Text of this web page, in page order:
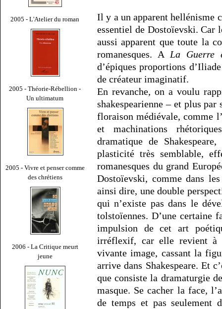
2005 - L'Atelier du roman
2005 - Théorie-Rébellion -
Un ultimatum
2005 - Vivre et penser comme
des chrétiens
2006 - La Critique meurt
jeune
Il y a un apparent hellénisme
essentiel de Dostoïevski. Car
aussi apparent que toute la
romanesques. A La Guerre
d’épiques proportions
de créateur imaginatif.
En revanche, on a voulu
shakespearienne – et plus
floraison médiévale, comme
et machinations
dramatique de
plasticité très semblable,
romanesques du grand
Dostoïevski, comme dans
ainsi dire, une double
qui n’existe pas dans le
tolstoïennes. D’une certaine
impulsion de cet art
irréflexif, car elle revient à
vivante image, cassant la
arrive dans Shakespeare. Et
que consiste la dramaturgie
masque. Se cacher la face,
de temps et pas seulement